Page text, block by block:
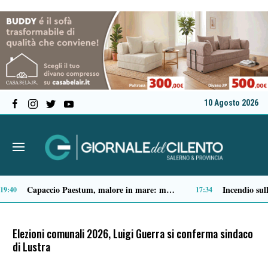
10 Agosto 2026
09:05 09:04
Elezioni comunali 2026, Luigi Guerra si conferma sindaco
di Lustra